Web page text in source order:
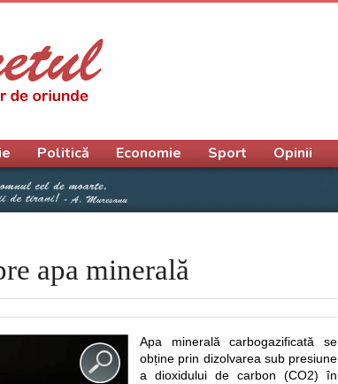
apa minerală
Apa minerală carbogazificată se
obține prin dizolvarea sub presiune
a dioxidului de carbon (CO2) în
Politică Economie Sport Opinii